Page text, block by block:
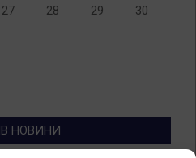
27 28 29 30
НОВИНИ